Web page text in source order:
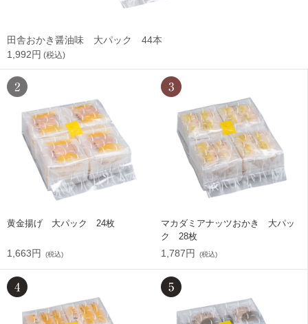
田舎おかき醤油味 大パック 44本
1,992円 (税込)
黄金揚げ 大パック 24枚
1,663円 (税込)
マカダミアナッツおかき 大パッ
ク 28枚
1,787円 (税込)